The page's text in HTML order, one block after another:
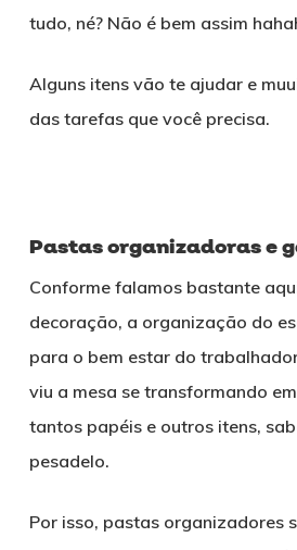
tudo, né? Não é bem assim
Alguns itens vão te ajudar e
das tarefas que você precisa.
Pastas organizadoras e
Conforme falamos bastante
decoração, a organização do
para o bem estar do
viu a mesa se transformando
tantos papéis e outros itens,
pesadelo.
Por isso, pastas organizadores